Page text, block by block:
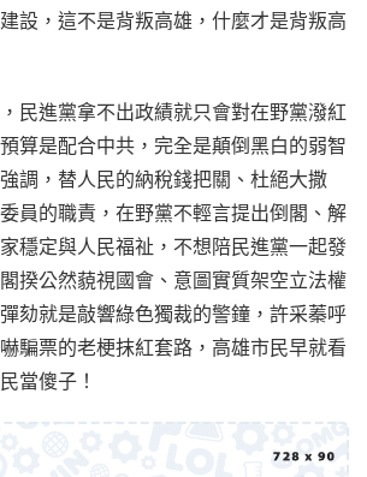
設，這不是背叛高雄，什麼才是背叛高
民進黨拿不出政績就只會對在野黨潑紅
算是配合中共，完全是顛倒黑白的弱智
調，替人民的納稅錢把關、杜絕大撒
員的職責，在野黨不輕言提出倒閣、解
穩定與人民福祉，不想陪民進黨一起發
揆公然藐視國會、意圖實質架空立法權
劾就是敲響綠色獨裁的警鐘，許采蓁呼
騙票的老梗抹紅套路，高雄市民早就看
當傻子！